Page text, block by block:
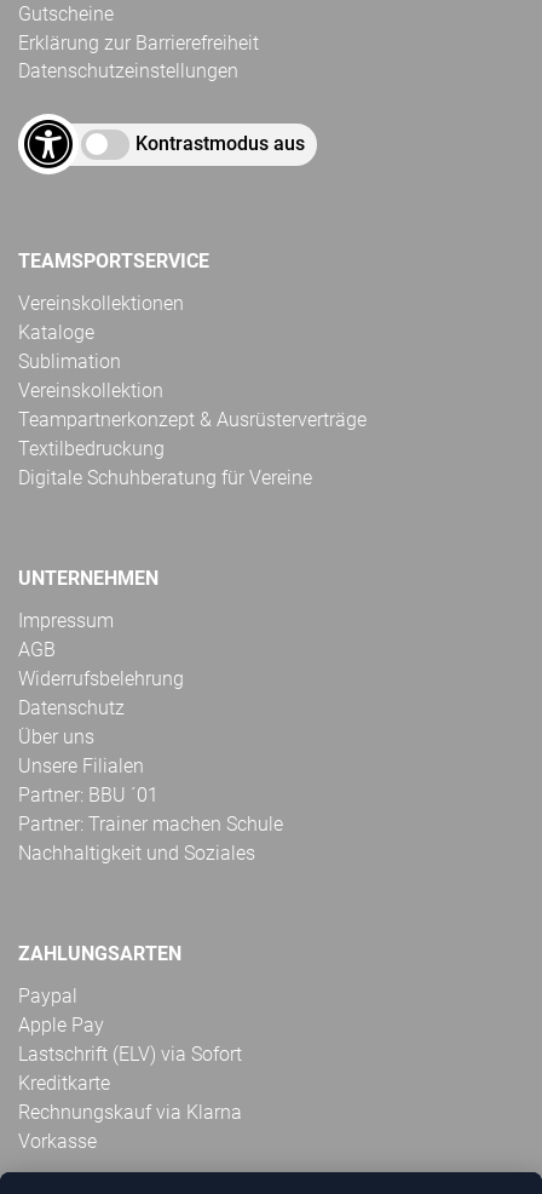
Gutscheine
Erklärung zur Barrierefreiheit
Datenschutzeinstellungen
Kontrastmodus aus
TEAMSPORTSERVICE
Vereinskollektionen
Kataloge
Sublimation
Vereinskollektion
Teampartnerkonzept & Ausrüsterverträge
Textilbedruckung
Digitale Schuhberatung für Vereine
UNTERNEHMEN
Impressum
AGB
Widerrufsbelehrung
Datenschutz
Über uns
Unsere Filialen
Partner: BBU ´01
Partner: Trainer machen Schule
Nachhaltigkeit und Soziales
ZAHLUNGSARTEN
Paypal
Apple Pay
Lastschrift (ELV) via Sofort
Kreditkarte
Rechnungskauf via Klarna
Vorkasse